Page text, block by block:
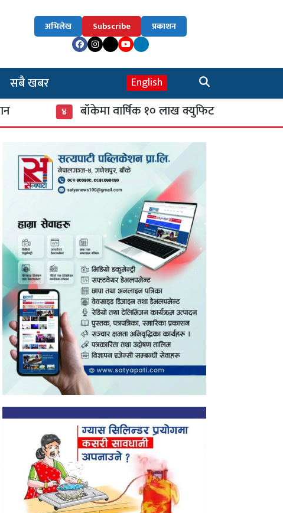
अभिलेख Subscribe प्रकाशन
सबै खबर English
बाँकेमा वार्षिक १० लाख क्युफिट काठ र १८ सय चट्टा